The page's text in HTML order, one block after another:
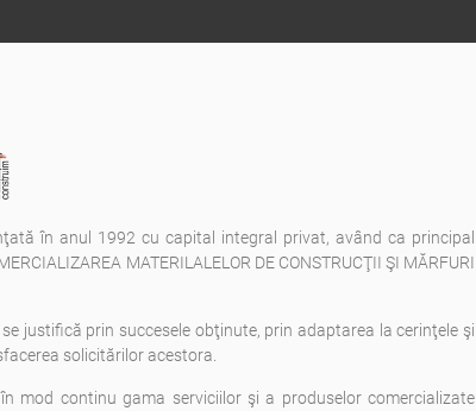
în anul 1992 cu capital integral privat, având ca principal
MATERILALELOR DE CONSTRUCŢII ŞI MĂRFURI
justifică prin succesele obţinute, prin adaptarea la cerinţele şi
solicitărilor acestora.
mod continu gama serviciilor şi a produselor comercializate